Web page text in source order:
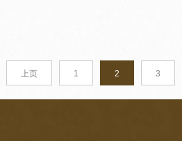
上页 1 2 3